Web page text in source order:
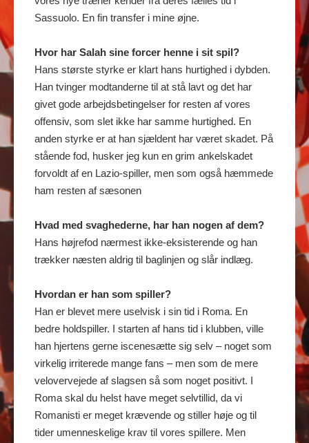
Sassuolo. En fin transfer i mine øjne.
Hvor har Salah sine forcer henne i sit spil?
Hans største styrke er klart hans hurtighed i dybden.
Han tvinger modtanderne til at stå lavt og det har
givet gode arbejdsbetingelser for resten af vores
offensiv, som slet ikke har samme hurtighed. En
anden styrke er at han sjældent har været skadet. På
stående fod, husker jeg kun en grim ankelskadet
forvoldt af en Lazio-spiller, men som også hæmmede
ham resten af sæsonen
Hvad med svaghederne, har han nogen af dem?
Hans højrefod nærmest ikke-eksisterende og han
trækker næsten aldrig til baglinjen og slår indlæg.
Hvordan er han som spiller?
Han er blevet mere uselvisk i sin tid i Roma. En
bedre holdspiller. I starten af hans tid i klubben, ville
han hjertens gerne iscenesætte sig selv – noget som
virkelig irriterede mange fans – men som de mere
velovervejede af slagsen så som noget positivt. I
Roma skal du helst have meget selvtillid, da vi
Romanisti er meget krævende og stiller høje og til
tider umenneskelige krav til vores spillere. Men